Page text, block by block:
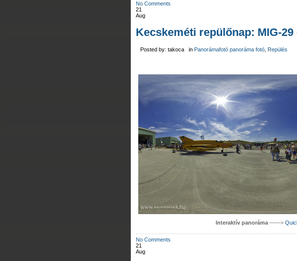
No Comments
21
Aug
Kecskeméti repülőnap: MIG-29
Posted by: takoca in Panorámafotó panoráma fotó Repülés
Interaktív panoráma ——>
No Comments
21
Aug